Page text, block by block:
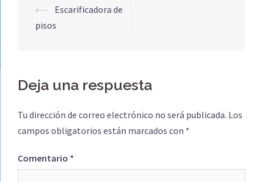
Navegación
de
⟵ Escarificadora de
pisos
Deja una respuesta
Tu dirección de correo electrónico no será publicada. Los
campos obligatorios están marcados con *
Comentario *